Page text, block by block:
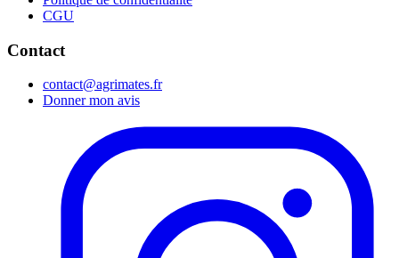
CGU
Contact
contact@agrimates.fr
Donner mon avis